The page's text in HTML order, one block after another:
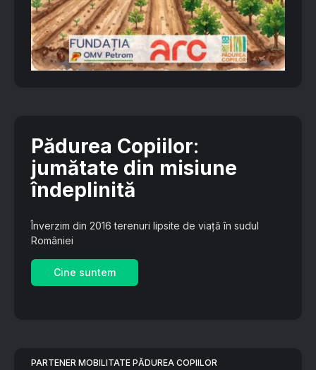
Pădurea Copiilor:
jumătate din misiune
îndeplinită
Înverzim din 2016 terenuri lipsite de viață în sudul
României
Cine suntem
PARTENER MOBILITATE PĂDUREA COPIILOR